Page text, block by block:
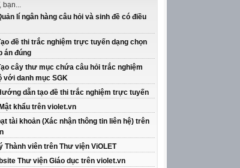
bạn...
lí ngân hàng câu hỏi và sinh đề có điều
đề thi trắc nghiệm trực tuyến dạng chọn
án đúng
cây thư mục chứa câu hỏi trắc nghiệm
với danh mục SGK
dẫn tạo đề thi trắc nghiệm trực tuyến
khẩu trên violet.vn
tài khoản (Xác nhận thông tin liên hệ) trên
Thành viên trên Thư viện ViOLET
Thư viện Giáo dục trên violet.vn